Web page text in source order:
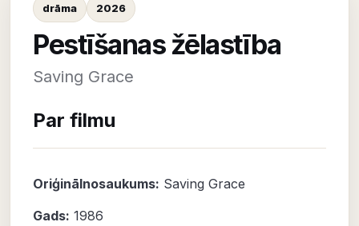
drāma 2026
Pestīšanas žēlastība
Saving Grace
Par filmu
Oriģinālnosaukums: Saving Grace
Gads: 1986